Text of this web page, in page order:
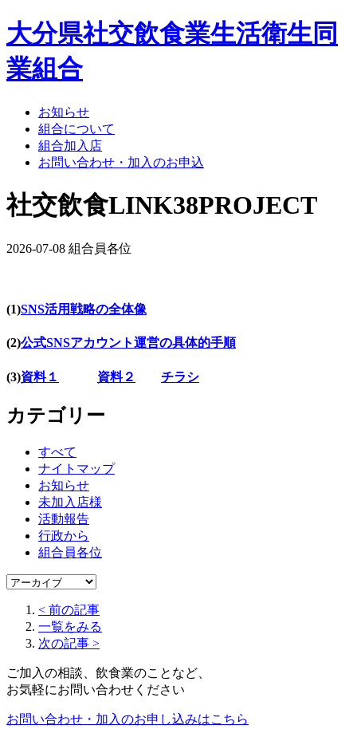
大分県社交飲食業生活衛生同
業組合
お知らせ
組合について
組合加入店
お問い合わせ・加入のお申込
社交飲食LINK38PROJECT
2026-07-08 組合員各位
(1)SNS活用戦略の全体像
(2)公式SNSアカウント運営の具体的手順
(3)資料１ 資料２ チラシ
カテゴリー
すべて
ナイトマップ
お知らせ
未加入店様
活動報告
行政から
組合員各位
< 前の記事
一覧をみる
次の記事 >
ご加入の相談、飲食業のことなど、
お気軽にお問い合わせください
お問い合わせ・加入のお申し込みはこちら